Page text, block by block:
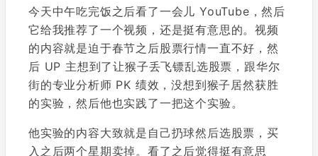
今天中午吃完饭之后看了一会儿 YouTube，然后
它给我推荐了一个视频，还是挺有意思的。视频
的内容就是迫于春节之后股票行情一直不好，然
后 UP 主想到了让猴子丢飞镖乱选股票，跟华尔
街的专业分析师 PK 绩效，没想到猴子居然获胜
的实验，然后他也实践了一把这个实验。
他实验的内容大致就是自己扔球然后选股票，买
入之后两个星期卖掉。看了之后觉得挺有意思